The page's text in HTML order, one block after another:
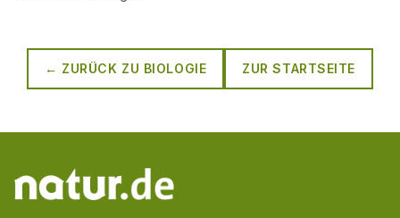
← ZURÜCK ZU BIOLOGIE ZUR STARTSEITE